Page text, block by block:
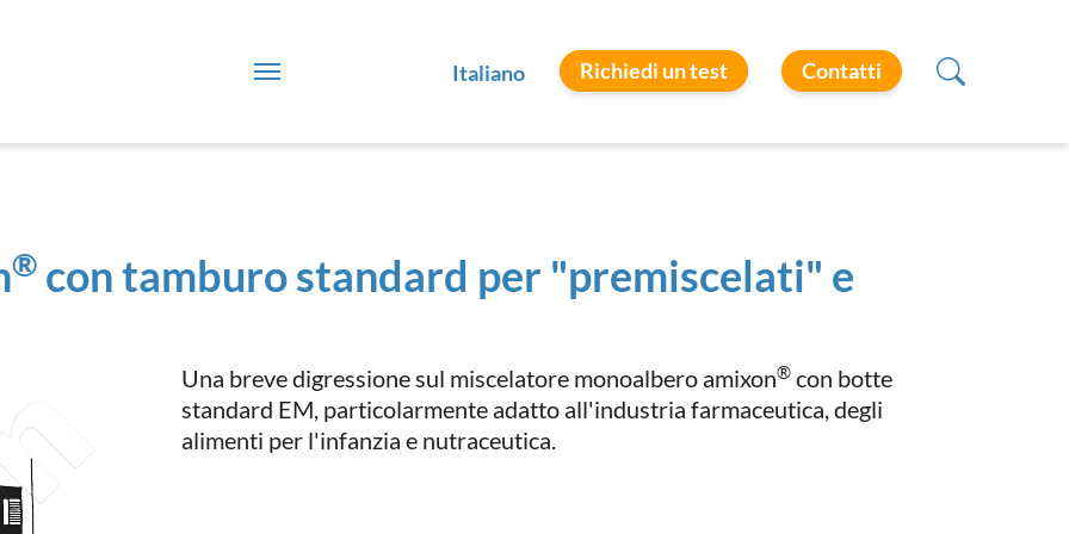
Italiano Richiedi un test Contatti
® con tamburo standard per "premiscelati" e
Una breve digressione sul miscelatore monoalbero amixon® con botte
standard EM, particolarmente adatto all'industria farmaceutica, degli
alimenti per l'infanzia e nutraceutica.